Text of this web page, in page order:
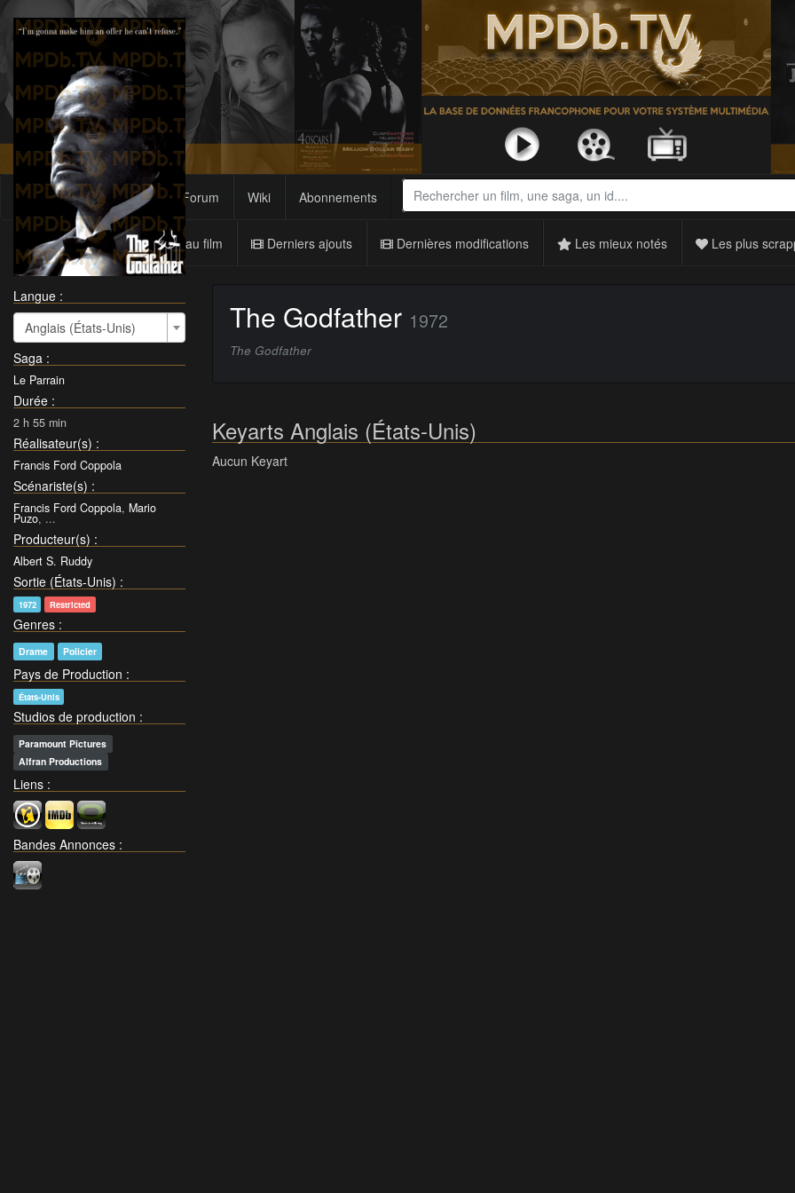
Films Sagas Forum Wiki Abonnements
Nouveau film Derniers ajouts Dernières modifications Les mieux notés Les plus
Langue :
Anglais (États-Unis)
Saga :
Le Parrain
Durée :
2 h 55 min
Réalisateur(s) :
Francis Ford Coppola
Scénariste(s) :
Francis Ford Coppola, Mario
Puzo, ...
Producteur(s) :
Albert S. Ruddy
Sortie (États-Unis) :
1972 Restricted
Genres :
Drame Policier
Pays de Production :
États-Unis
Studios de production :
Paramount Pictures
Alfran Productions
Liens :
Bandes Annonces :
The Godfather 1972
The Godfather
Keyarts Anglais (États-Unis)
Aucun Keyart